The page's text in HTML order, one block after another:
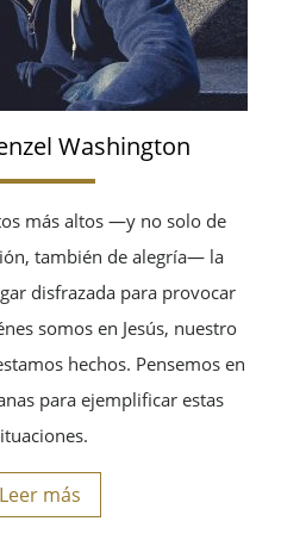
Washington
más altos —y no solo de
también de alegría— la
disfrazada para provocar
somos en Jesús, nuestro
hechos. Pensemos en
para ejemplificar estas
Leer más